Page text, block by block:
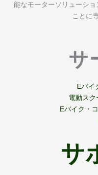
能なモーターソリューシ
ことに
サ
Eバイ
電動スク
Eバイク・
サ